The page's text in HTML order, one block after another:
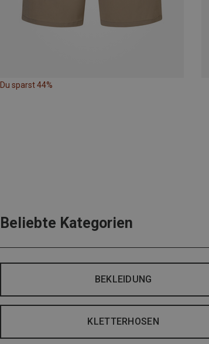
Du sparst 44%
Beliebte Kategorien
BEKLEIDUNG
KLETTERHOSEN